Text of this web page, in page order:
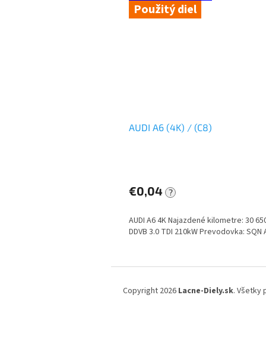
Použitý diel
AUDI A6 (4K) / (C8)
€0,04 ?
AUDI A6 4K Najazdené kilometre: 30
DDVB 3.0 TDI 210kW Prevodovka: SQN
Copyright 2026 Lacne-Diely.sk. Všetky